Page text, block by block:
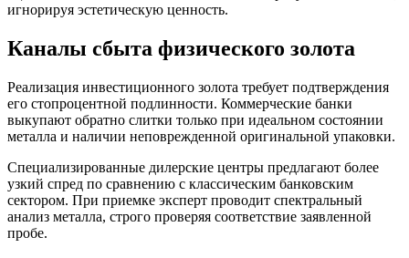
игнорируя эстетическую ценность.
Каналы сбыта физического золота
Реализация инвестиционного золота требует подтверждения
его стопроцентной подлинности. Коммерческие банки
выкупают обратно слитки только при идеальном состоянии
металла и наличии неповрежденной оригинальной упаковки.
Специализированные дилерские центры предлагают более
узкий спред по сравнению с классическим банковским
сектором. При приемке эксперт проводит спектральный
анализ металла, строго проверяя соответствие заявленной
пробе.